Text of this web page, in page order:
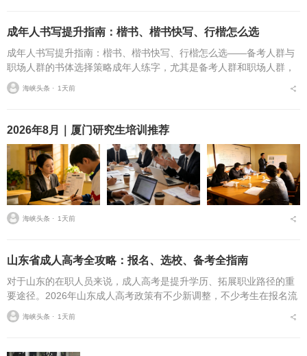
成年人书写提升指南：楷书、楷书快写、行楷怎么选
成年人书写提升指南：楷书、楷书快写、行楷怎么选——备考人群与
职场人群的书体选择策略成年人练字，尤其是备考人群和职场人群，
常常面临一个具体问题：字丑想改善，到底该练标准楷书，还是练楷
书快写，或者干脆练行...
海峡头条 ⋅ 1天前
2026年8月｜厦门研究生培训推荐
海峡头条 ⋅ 1天前
山东省成人高考全攻略：报名、选校、备考全指南
对于山东的在职人员来说，成人高考是提升学历、拓展职业路径的重
要途径。2026年山东成人高考政策有不少新调整，不少考生在报名流
程、条件筛选、院校选择等方面存在诸多疑问，本文将从报名全流
程、报考条件、院校...
海峡头条 ⋅ 1天前